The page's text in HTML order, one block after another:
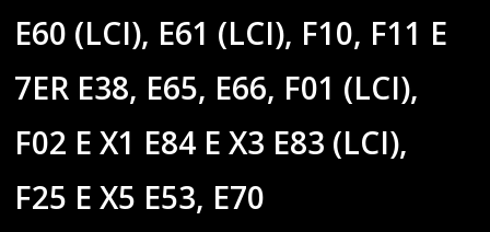
E60 (LCI), E61 (LCI), F10, F11 E
7ER E38, E65, E66, F01 (LCI),
F02 E X1 E84 E X3 E83 (LCI),
F25 E X5 E53, E70